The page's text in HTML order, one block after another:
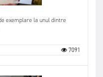
exemplare la unul dintre
7091